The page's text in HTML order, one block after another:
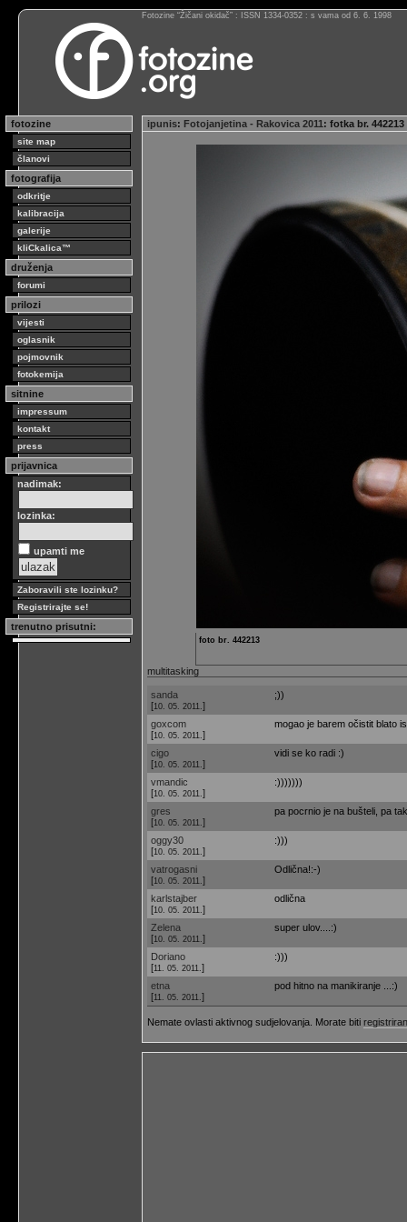
Fotozine “Žičani okidač” : ISSN 1334-0352 : s vama od 6. 6. 1998
fotozine
site map
članovi
fotografija
odkritje
kalibracija
galerije
kliCkalica™
druženja
forumi
prilozi
vijesti
oglasnik
pojmovnik
fotokemija
sitnine
impressum
kontakt
press
prijavnica
nadimak:
lozinka:
upamti me
Zaboravili ste lozinku?
Registrirajte se!
trenutno prisutni:
ipunis: Fotojanjetina - Rakovica 2011 : fotka br.
foto br. 442213
multitasking
sanda
[10. 05. 2011. ]
;))
goxcom
[10. 05. 2011. ]
mogao je barem očistit blato
cigo
[10. 05. 2011. ]
vidi se ko radi :)
vmandic
[10. 05. 2011. ]
:)))))))
gres
[10. 05. 2011. ]
pa pocrnio je na bušteli, pa
oggy30
[10. 05. 2011. ]
:)))
vatrogasni
[10. 05. 2011. ]
Odlična!:-)
karlstajber
[10. 05. 2011. ]
odlična
Zelena
[10. 05. 2011. ]
super ulov....:)
Doriano
[11. 05. 2011. ]
:)))
etna
[11. 05. 2011. ]
pod hitno na manikiranje ...:)
Nemate ovlasti aktivnog sudjelovanja. Morate biti